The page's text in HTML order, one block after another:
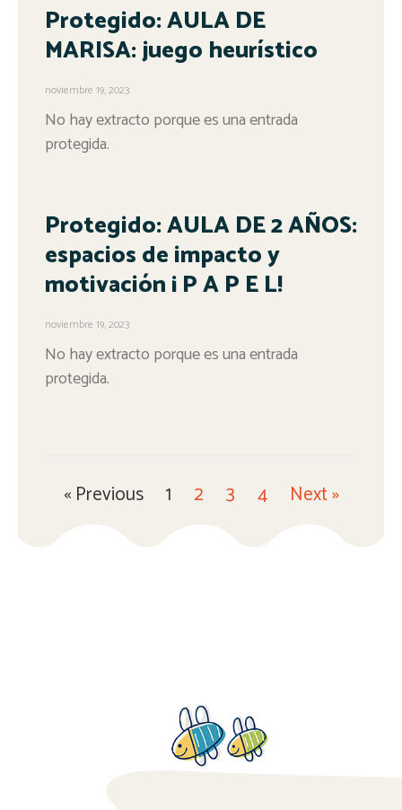
Protegido: AULA DE
MARISA: juego heurístico
noviembre 19, 2023
No hay extracto porque es una entrada
protegida.
Protegido: AULA DE 2 AÑOS:
espacios de impacto y
motivación ¡ P A P E L!
noviembre 19, 2023
No hay extracto porque es una entrada
protegida.
« Previous 1 2 3 4 Next »